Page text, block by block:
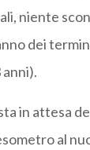
niente
dei
anni).
in attesa
al